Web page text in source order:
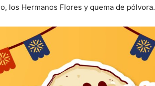
los Hermanos Flores y quema de pólvora.